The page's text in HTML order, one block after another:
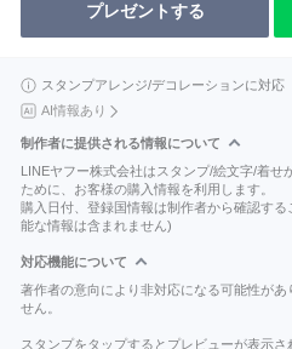
プレゼントする
スタンプアレンジ/デコレーションに対応
AI情報あり
制作者に提供される情報について
LINEヤフー株式会社はスタンプ/絵文字/着せ
ために、お客様の購入情報を利用します。
購入日付、登録国情報は制作者から確認す
能な情報は含まれません)
対応機能について
著作者の意向により非対応になる可能性が
せん。
スタンプをタップするとプレビューが表示さ